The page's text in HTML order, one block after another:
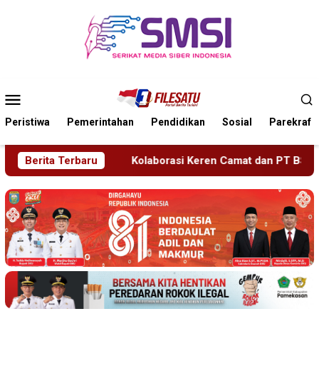
Mobile
Peristiwa Pemerintahan Pendidikan Sosial Parekraf
Berita Terbaru
Keren Camat dan PT BSI, Bantu Turis Italia Tersesat di